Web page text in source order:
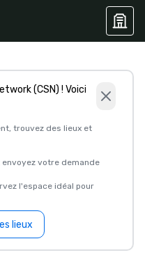
(CSN) ! Voici
trouvez des lieux et
votre demande
l'espace idéal pour
lieux